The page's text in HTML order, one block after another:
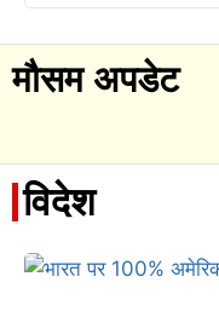
मौसम अपडेट
विदेश